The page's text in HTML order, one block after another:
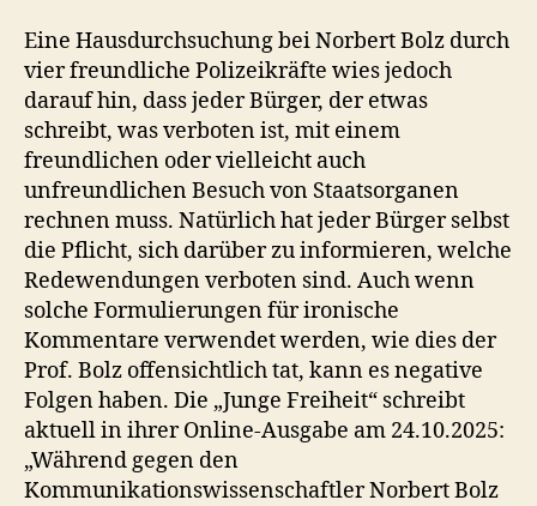
Eine Hausdurchsuchung bei Norbert Bolz durch
vier freundliche Polizeikräfte wies jedoch
darauf hin, dass jeder Bürger, der etwas
schreibt, was verboten ist, mit einem
freundlichen oder vielleicht auch
unfreundlichen Besuch von Staatsorganen
rechnen muss. Natürlich hat jeder Bürger selbst
die Pflicht, sich darüber zu informieren, welche
Redewendungen verboten sind. Auch wenn
solche Formulierungen für ironische
Kommentare verwendet werden, wie dies der
Prof. Bolz offensichtlich tat, kann es negative
Folgen haben. Die „Junge Freiheit“ schreibt
aktuell in ihrer Online-Ausgabe am 24.10.2025:
„Während gegen den
Kommunikationswissenschaftler Norbert Bolz